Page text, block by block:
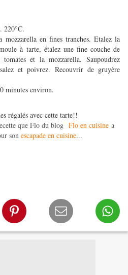
220°C.
mozzarella en fines tranches. Etalez la
à tarte, étalez une fine couche de
tomates et la mozzarella. Saupoudrez
et poivrez. Recouvrir de gruyère
minutes environ.
régalés avec cette tarte!!
que Flo du blog Flo en cuisine a
son escapade en cuisine...